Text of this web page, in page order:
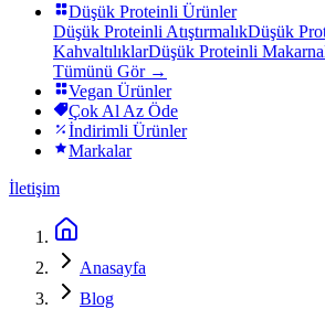
Düşük Proteinli Ürünler
Düşük Proteinli AtıştırmalıkDüşük
KahvaltılıklarDüşük Proteinli Makarna
Tümünü Gör →
Vegan Ürünler
Çok Al Az Öde
İndirimli Ürünler
Markalar
İletişim
Anasayfa
Blog